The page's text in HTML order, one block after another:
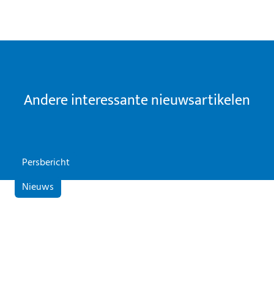
Andere interessante nieuwsartikelen
Persbericht
Nieuws